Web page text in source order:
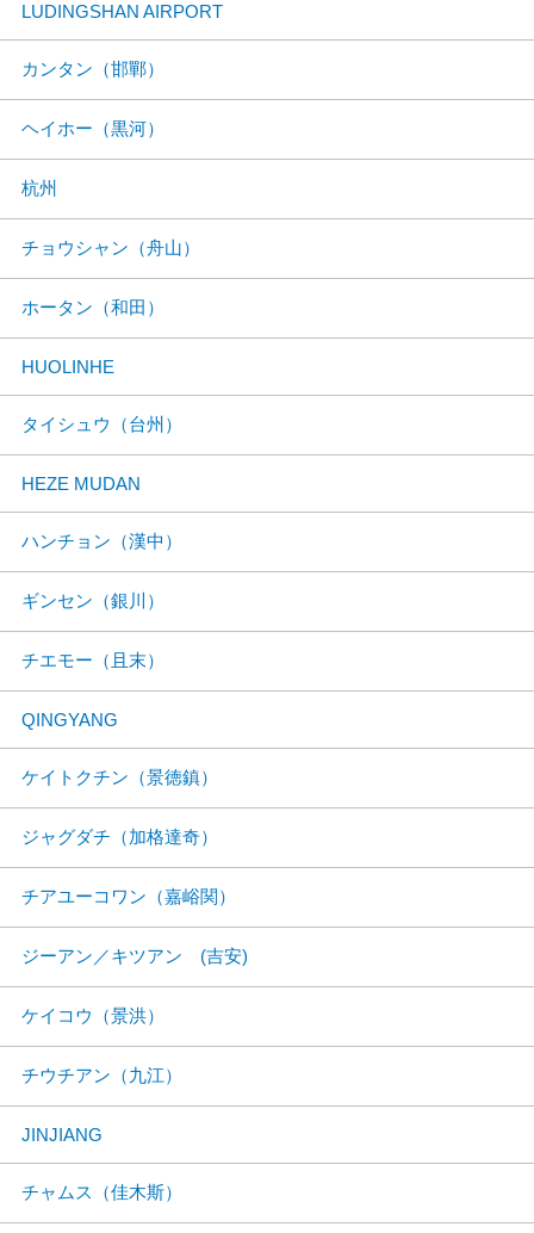
LUDINGSHAN AIRPORT
カンタン（邯鄲）
ヘイホー（黒河）
杭州
チョウシャン（舟山）
ホータン（和田）
HUOLINHE
タイシュウ（台州）
HEZE MUDAN
ハンチョン（漢中）
ギンセン（銀川）
チエモー（且末）
QINGYANG
ケイトクチン（景徳鎮）
ジャグダチ（加格達奇）
チアユーコワン（嘉峪関）
ジーアン／キツアン (吉安)
ケイコウ（景洪）
チウチアン（九江）
JINJIANG
チャムス（佳木斯）